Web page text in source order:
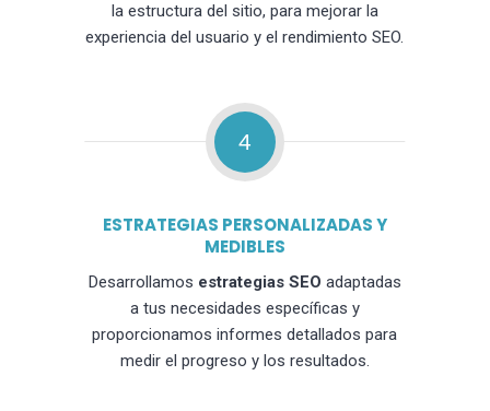
la estructura del sitio, para mejorar la
experiencia del usuario y el rendimiento SEO.
4
ESTRATEGIAS PERSONALIZADAS Y
MEDIBLES
Desarrollamos estrategias SEO adaptadas
a tus necesidades específicas y
proporcionamos informes detallados para
medir el progreso y los resultados.